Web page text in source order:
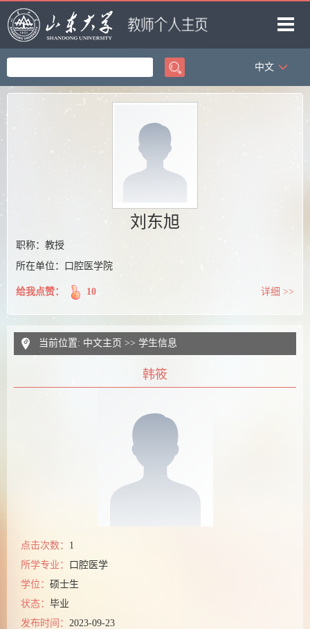
首页
中文
刘东旭
职称：教授
所在单位：口腔医学院
给我点赞： 10 详细 >>
当前位置: 中文主页 >> 学生信息
韩筱
点击次数： 1
所学专业：
口腔医学
学位： 硕士生
状态： 毕业
发布时间： 2023-09-23